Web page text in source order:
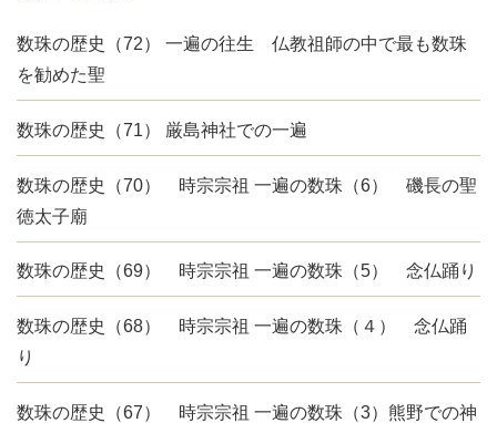
数珠の歴史（72） 一遍の往生 仏教祖師の中で最も数珠
を勧めた聖
数珠の歴史（71） 厳島神社での一遍
数珠の歴史（70） 時宗宗祖 一遍の数珠（6） 磯長の聖
徳太子廟
数珠の歴史（69） 時宗宗祖 一遍の数珠（5） 念仏踊り
数珠の歴史（68） 時宗宗祖 一遍の数珠（４） 念仏踊
り
数珠の歴史（67） 時宗宗祖 一遍の数珠（3）熊野での神